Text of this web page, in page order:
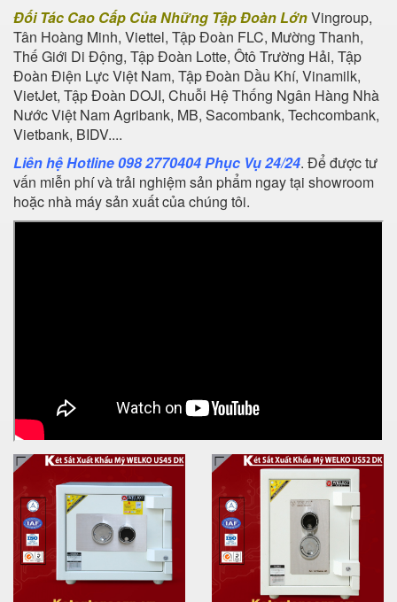
Đối Tác Cao Cấp Của Những Tập Đoàn LớnVingroup,
Tân Hoàng Minh, Viettel, Tập Đoàn FLC, Mường Thanh,
Thế Giới Di Động, Tập Đoàn Lotte, Ôtô Trường Hải, Tập
Đoàn Điện Lực Việt Nam, Tập Đoàn Dầu Khí, Vinamilk,
VietJet, Tập Đoàn DOJI, Chuỗi Hệ Thống Ngân Hàng Nhà
Nước Việt Nam Agribank, MB, Sacombank, Techcombank,
Vietbank, BIDV....
Liên hệ Hotline 098 2770404 Phục Vụ 24/24. Để được tư
vấn miễn phí và trải nghiệm sản phẩm ngay tại showroom
hoặc nhà máy sản xuất của chúng tôi.